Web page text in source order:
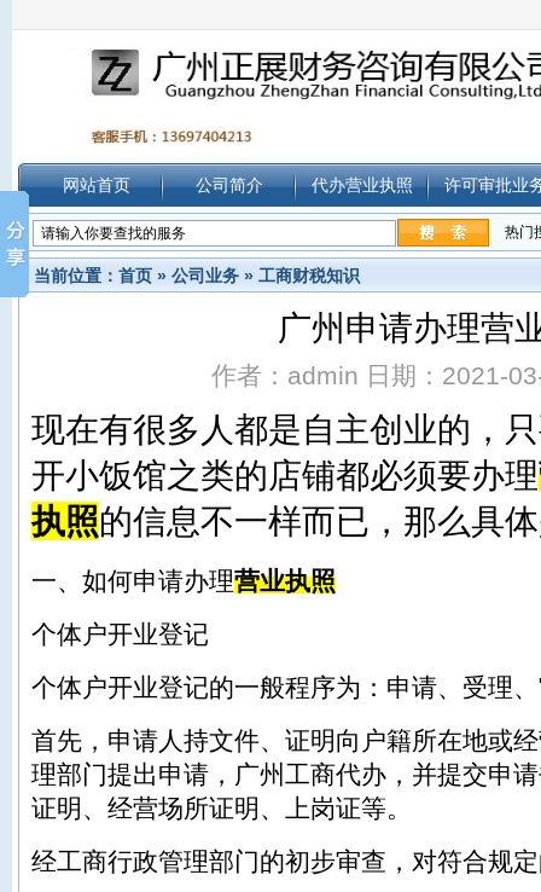
网站首页 公司简介 代办营业执照 许可审批业
热门
当前位置： 首页 » 公司业务 » 工商财税知识
广州申请办理营
作者：admin 日期：2021-
现在有很多人都是自主创业的，
开小饭馆之类的店铺都必须要办理
执照的信息不一样而已，那么具
一、如何申请办理营业执照
个体户开业登记
个体户开业登记的一般程序为：申请、受理
首先， 申请人持文件、证明向户籍所在地或
理部门提出申请， 广州工商代办 ，并提交申
证明、经营场所证明、上岗证等。
经工商行政管理部门的初步审查，对符合规